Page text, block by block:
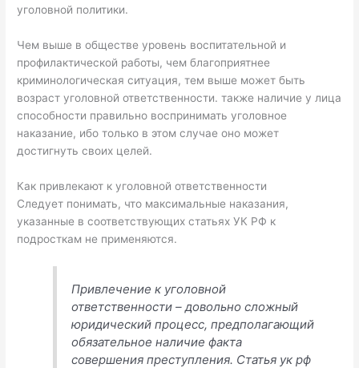
уголовной политики.
Чем выше в обществе уровень воспитательной и
профилактической ра­боты, чем благоприятнее
криминологическая ситуация, тем выше мо­жет быть
возраст уголовной ответственности. также наличие у лица
способности правильно воспринимать уголовное
наказание, ибо только в этом случае оно может
достигнуть своих целей.
Как привлекают к уголовной ответственности
Следует понимать, что максимальные наказания,
указанные в соответствующих статьях УК РФ к
подросткам не применяются.
Привлечение к уголовной
ответственности – довольно сложный
юридический процесс, предполагающий
обязательное наличие факта
совершения преступления. Статья ук рф